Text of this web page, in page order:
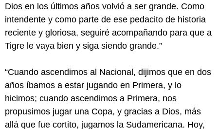
Dios en los últimos años volvió a ser grande. Como
intendente y como parte de ese pedacito de historia
reciente y gloriosa, seguiré acompañando para que a
Tigre le vaya bien y siga siendo grande.”
“Cuando ascendimos al Nacional, dijimos que en dos
años íbamos a estar jugando en Primera, y lo
hicimos; cuando ascendimos a Primera, nos
propusimos jugar una Copa, y gracias a Dios, más
allá que fue cortito, jugamos la Sudamericana. Hoy,